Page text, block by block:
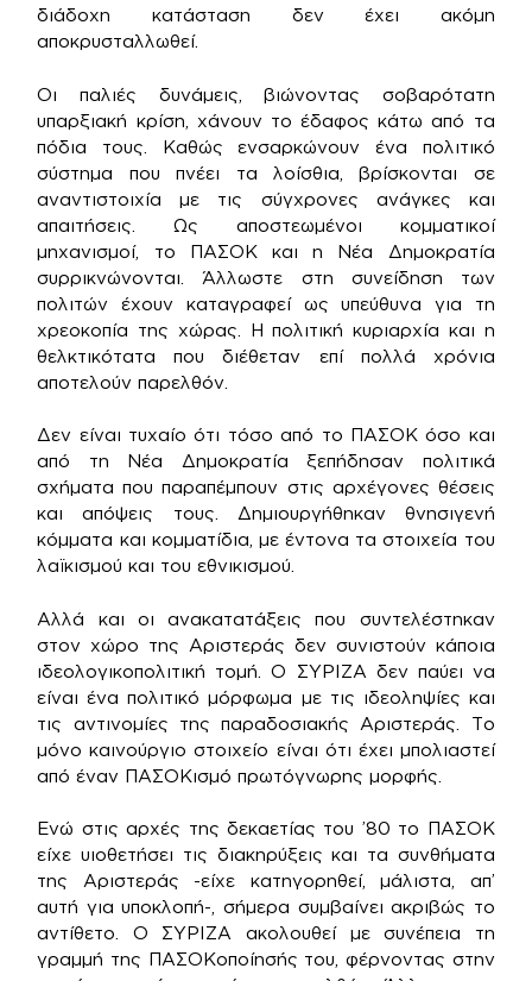
διάδοχη κατάσταση δεν έχει ακόμη
αποκρυσταλλωθεί.
Οι παλιές δυνάμεις, βιώνοντας σοβαρότατη
υπαρξιακή κρίση, χάνουν το έδαφος κάτω από τα
πόδια τους. Καθώς ενσαρκώνουν ένα πολιτικό
σύστημα που πνέει τα λοίσθια, βρίσκονται σε
αναντιστοιχία με τις σύγχρονες ανάγκες και
απαιτήσεις. Ως αποστεωμένοι κομματικοί
μηχανισμοί, το ΠΑΣΟΚ και η Νέα Δημοκρατία
συρρικνώνονται. Άλλωστε στη συνείδηση των
πολιτών έχουν καταγραφεί ως υπεύθυνα για τη
χρεοκοπία της χώρας. Η πολιτική κυριαρχία και η
θελκτικότατα που διέθεταν επί πολλά χρόνια
αποτελούν παρελθόν.
Δεν είναι τυχαίο ότι τόσο από το ΠΑΣΟΚ όσο και
από τη Νέα Δημοκρατία ξεπήδησαν πολιτικά
σχήματα που παραπέμπουν στις αρχέγονες θέσεις
και απόψεις τους. Δημιουργήθηκαν θνησιγενή
κόμματα και κομματίδια, με έντονα τα στοιχεία του
λαϊκισμού και του εθνικισμού.
Αλλά και οι ανακατατάξεις που συντελέστηκαν
στον χώρο της Αριστεράς δεν συνιστούν κάποια
ιδεολογικοπολιτική τομή. Ο ΣΥΡΙΖΑ δεν παύει να
είναι ένα πολιτικό μόρφωμα με τις ιδεοληψίες και
τις αντινομίες της παραδοσιακής Αριστεράς. Το
μόνο καινούργιο στοιχείο είναι ότι έχει μπολιαστεί
από έναν ΠΑΣΟΚισμό πρωτόγνωρης μορφής.
Ενώ στις αρχές της δεκαετίας του ’80 το ΠΑΣΟΚ
είχε υιοθετήσει τις διακηρύξεις και τα συνθήματα
της Αριστεράς -είχε κατηγορηθεί, μάλιστα, απ’
αυτή για υποκλοπή-, σήμερα συμβαίνει ακριβώς το
αντίθετο. Ο ΣΥΡΙΖΑ ακολουθεί με συνέπεια τη
γραμμή της ΠΑΣΟΚοποίησής του, φέρνοντας στην